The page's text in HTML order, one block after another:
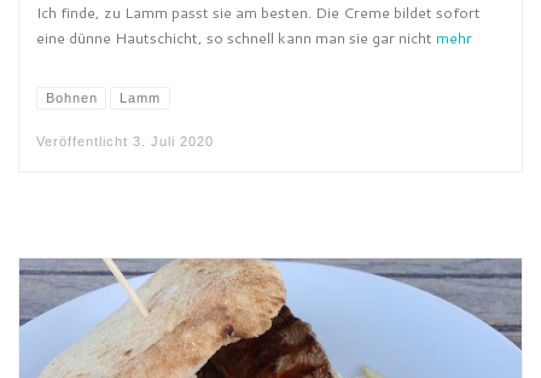
Ich finde, zu Lamm passt sie am besten. Die Creme bildet sofort
eine dünne Hautschicht, so schnell kann man sie gar nicht mehr
Bohnen Lamm
Veröffentlicht 3. Juli 2020